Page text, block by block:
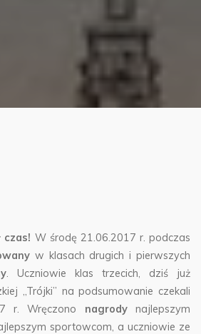
czas! W środę 21.06.2017 r. podczas
w klasach drugich i pierwszych
. Uczniowie klas trzecich, dziś już
„Trójki” na podsumowanie czekali
r. Wręczono nagrody najlepszym
sportowcom, a uczniowie ze